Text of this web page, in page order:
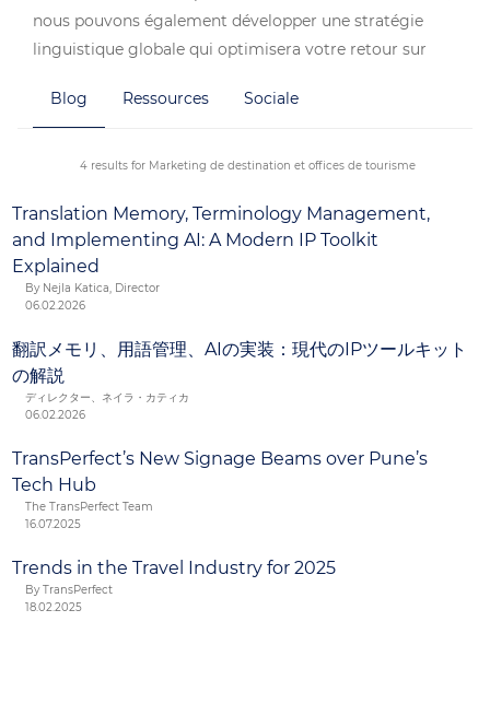
nous pouvons également développer une stratégie
linguistique globale qui optimisera votre retour sur
ce secteur, il est essentiel de comprendre qu’une
approche universelle n’est pas forcément la meilleure
solution, surtout si vous cherchez à attirer plusieurs
Blog Ressources Sociale
4 results for Marketing de destination et offices de tourisme
Translation Memory, Terminology Management,
and Implementing AI: A Modern IP Toolkit
Explained
By Nejla Katica, Director
06.02.2026
翻訳メモリ、用語管理、AIの実装：現代のIPツールキット
の解説
ディレクター、ネイラ・カティカ
06.02.2026
TransPerfect’s New Signage Beams over Pune’s
Tech Hub
The TransPerfect Team
16.07.2025
Trends in the Travel Industry for 2025
By TransPerfect
18.02.2025